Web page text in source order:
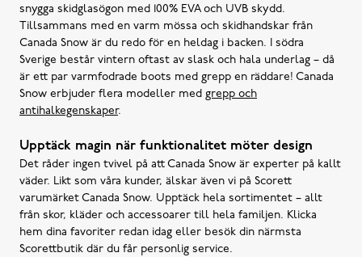
snygga skidglasögon med 100% EVA och UVB skydd.
Tillsammans med en varm mössa och skidhandskar från
Canada Snow är du redo för en heldag i backen. I södra
Sverige består vintern oftast av slask och hala underlag – då
är ett par varmfodrade boots med grepp en räddare! Canada
Snow erbjuder flera modeller med grepp och
antihalkegenskaper.
Upptäck magin när funktionalitet möter design
Det råder ingen tvivel på att Canada Snow är experter på kallt
väder. Likt som våra kunder, älskar även vi på Scorett
varumärket Canada Snow. Upptäck hela sortimentet – allt
från skor, kläder och accessoarer till hela familjen. Klicka
hem dina favoriter redan idag eller besök din närmsta
Scorettbutik där du får personlig service.